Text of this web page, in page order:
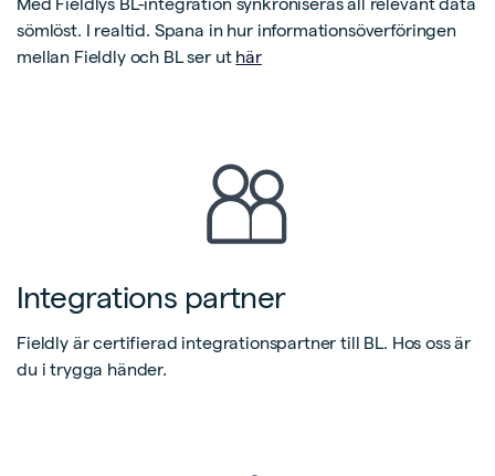
sömlöst. I realtid. Spana in hur informationsöverföringen
mellan Fieldly och BL ser ut här
Integrations partner
Fieldly är certifierad integrationspartner till BL. Hos oss är
du i trygga händer.